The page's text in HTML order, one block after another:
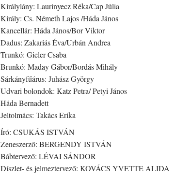
Királylány: Laurinyecz Réka/Cap Júlia
Király: Cs. Németh Lajos /Háda János
Kancellár: Háda János/Bor Viktor
Dadus: Zakariás Éva/Urbán Andrea
Trunkó: Gieler Csaba
Brunkó: Maday Gábor/Bordás Mihály
Sárkányfűárus: Juhász György
Udvari bolondok: Katz Petra/ Petyi János
Háda Bernadett
Jeltolmács: Takács Erika
Író: CSUKÁS ISTVÁN
Zeneszerző: BERGENDY ISTVÁN
Bábtervező: LÉVAI SÁNDOR
Díszlet- és jelmeztervező: KOVÁCS YVETTE ALIDA